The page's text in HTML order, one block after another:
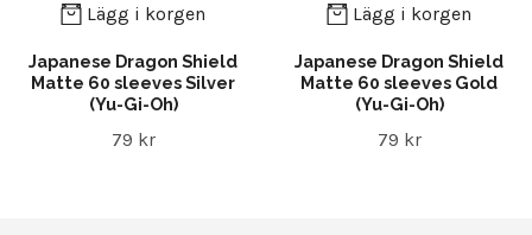
Lägg i korgen
Japanese Dragon Shield
Matte 60 sleeves Silver
(Yu-Gi-Oh)
79 kr
Lägg i korgen
Japanese Dragon Shield
Matte 60 sleeves Gold
(Yu-Gi-Oh)
79 kr